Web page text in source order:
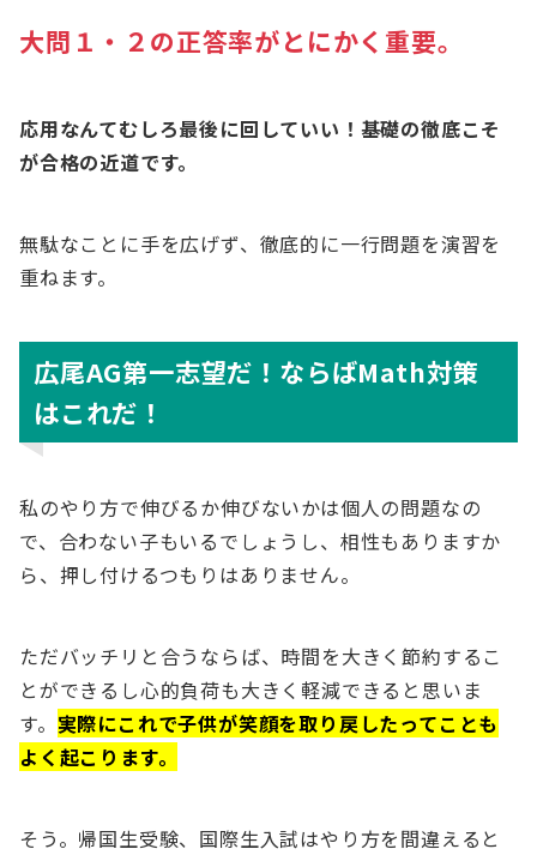
大問１・２の正答率がとにかく重要。
応用なんてむしろ最後に回していい！基礎の徹底こそ
が合格の近道です。
無駄なことに手を広げず、徹底的に一行問題を演習を
重ねます。
広尾AG第一志望だ！ならばMath対策
はこれだ！
私のやり方で伸びるか伸びないかは個人の問題なの
で、合わない子もいるでしょうし、相性もありますか
ら、押し付けるつもりはありません。
ただバッチリと合うならば、時間を大きく節約するこ
とができるし心的負荷も大きく軽減できると思いま
す。 実際にこれで子供が笑顔を取り戻したってことも
よく起こります。
そう。帰国生受験、国際生入試はやり方を間違えると